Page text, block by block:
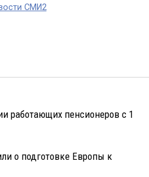
СМИ2
работающих пенсионеров с 1
о подготовке Европы к